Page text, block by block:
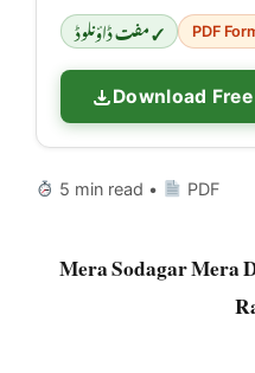
✓ مفت ڈاؤنلوڈ PDF
Download Free
5 min read • PDF
Mera Sodagar Mera